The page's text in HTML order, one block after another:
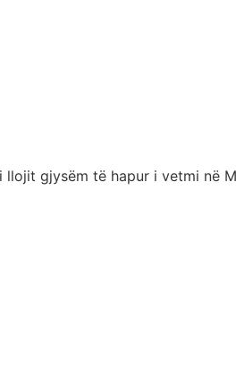
gjysëm të hapur i vetmi në